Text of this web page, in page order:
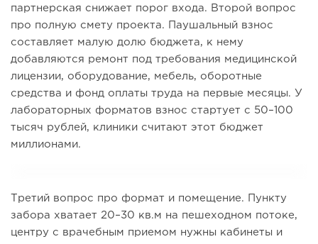
партнерская снижает порог входа. Второй вопрос
про полную смету проекта. Паушальный взнос
составляет малую долю бюджета, к нему
добавляются ремонт под требования медицинской
лицензии, оборудование, мебель, оборотные
средства и фонд оплаты труда на первые месяцы. У
лабораторных форматов взнос стартует с 50–100
тысяч рублей, клиники считают этот бюджет
миллионами.
Третий вопрос про формат и помещение. Пункту
забора хватает 20–30 кв.м на пешеходном потоке,
центру с врачебным приемом нужны кабинеты и